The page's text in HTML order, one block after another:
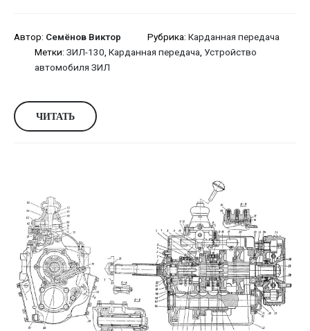
Автор: Семёнов Виктор Рубрика: Карданная передача
Метки: ЗИЛ-130, Карданная передача, Устройство
автомобиля ЗИЛ
ЧИТАТЬ